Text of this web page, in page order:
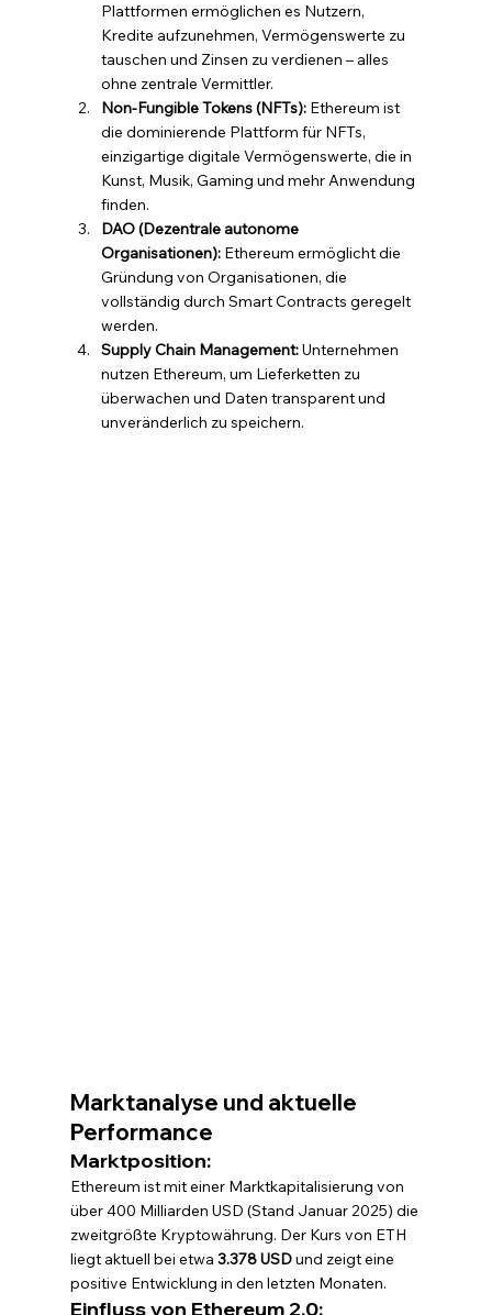
Plattformen ermöglichen es Nutzern,
Kredite aufzunehmen, Vermögenswerte zu
tauschen und Zinsen zu verdienen – alles
ohne zentrale Vermittler.
Non-Fungible Tokens (NFTs): Ethereum ist
die dominierende Plattform für NFTs,
einzigartige digitale Vermögenswerte, die in
Kunst, Musik, Gaming und mehr Anwendung
finden.
DAO (Dezentrale autonome
Organisationen): Ethereum ermöglicht die
Gründung von Organisationen, die
vollständig durch Smart Contracts geregelt
werden.
Supply Chain Management: Unternehmen
nutzen Ethereum, um Lieferketten zu
überwachen und Daten transparent und
unveränderlich zu speichern.
Marktanalyse und aktuelle
Performance
Marktposition:
Ethereum ist mit einer Marktkapitalisierung von
über 400 Milliarden USD (Stand Januar 2025) die
zweitgrößte Kryptowährung. Der Kurs von ETH
liegt aktuell bei etwa 3.378 USD und zeigt eine
positive Entwicklung in den letzten Monaten.
Einfluss von Ethereum 2.0: